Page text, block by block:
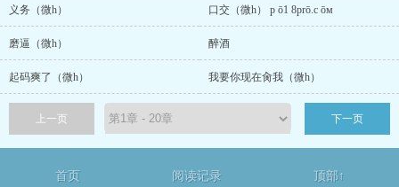
义务（微h） 口交（微h） p ō1 8prō.c ōм
磨逼（微h） 醉酒
起码爽了（微h） 我要你现在肏我（微h）
上一页 下一页
首页 阅读记录 顶部↑